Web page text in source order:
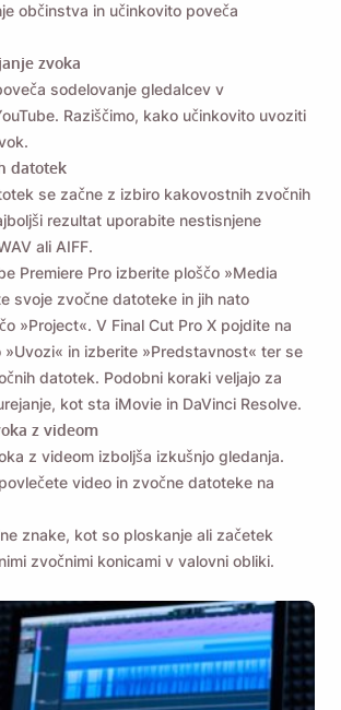
občinstva in učinkovito poveča
zvoka
sodelovanje gledalcev v
Raziščimo, kako učinkovito uvoziti
datotek
se začne z izbiro kakovostnih zvočnih
rezultat uporabite nestisnjene
ali AIFF.
Premiere Pro izberite ploščo »Media
svoje zvočne datoteke in jih nato
»Project«. V Final Cut Pro X pojdite na
»Uvozi« in izberite »Predstavnost« ter se
datotek. Podobni koraki veljajo za
kot sta iMovie in DaVinci Resolve.
z videom
z videom izboljša izkušnjo gledanja.
video in zvočne datoteke na
znake, kot so ploskanje ali začetek
zvočnimi konicami v valovni obliki.